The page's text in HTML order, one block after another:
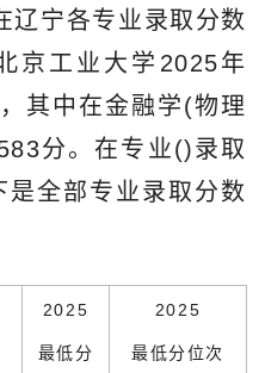
辽宁各专业录取分数
京工业大学2025年
其中在金融学(物理
分。在专业()录取
全部专业录取分数
2025
最低分
2025
最低分位次